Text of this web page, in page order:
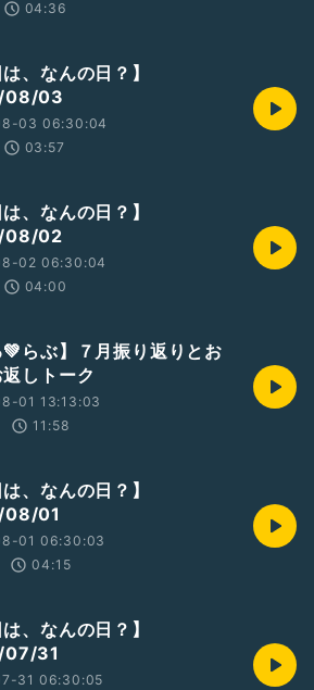
04:36
は、なんの日？】
08/03
03 06:30:04
03:57
は、なんの日？】
08/02
02 06:30:04
04:00
💚らぶ】７月振り返りとお
しトーク
01 13:13:03
11:58
は、なんの日？】
01
01 06:30:03
04:15
は、なんの日？】
31
31 06:30:05